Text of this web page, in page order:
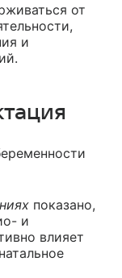
от
и
показано,
и
влияет